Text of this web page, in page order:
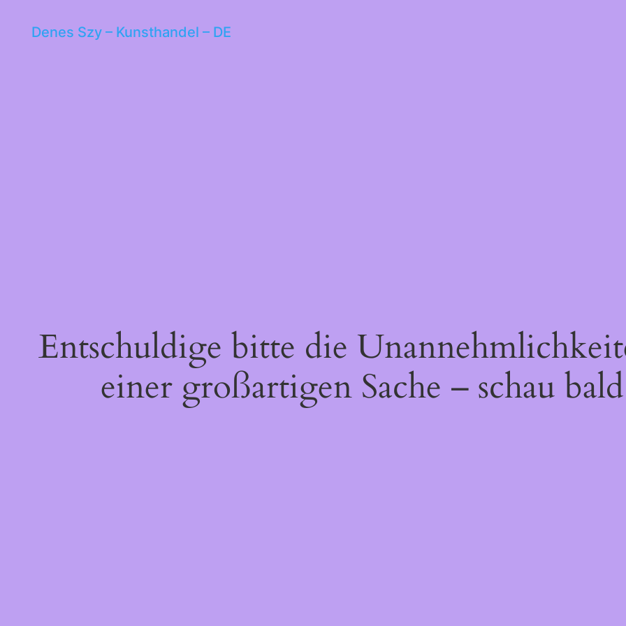
Denes Szy – Kunsthandel – DE
Entschuldige bitte die
einer großartigen Sache – schau